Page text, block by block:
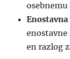
osebnemu
Enostavna
enostavne
en razlog